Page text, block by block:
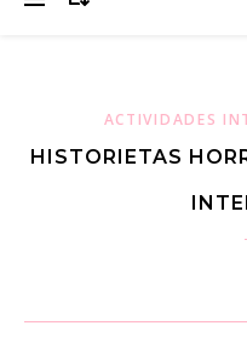
ACTIVIDADES
HISTORIETAS